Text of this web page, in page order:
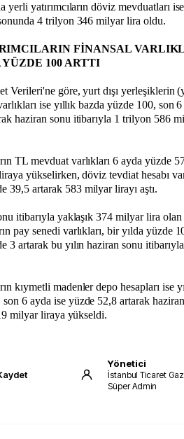
yerli yatırımcıların döviz mevduatları
4 trilyon 346 milyar lira oldu.
FİNANSAL
100 ARTTI
Verileri'ne göre, yurt dışı yerleşiklerin
ise yıllık bazda yüzde 100, son
haziran sonu itibarıyla 1 trilyon 586
TL mevduat varlıkları 6 ayda yüzde
yükselirken, döviz tevdiat hesabı
39,5 artarak 583 milyar lirayı aştı.
itibarıyla yaklaşık 374 milyar lira olan
pay senedi varlıkları, bir yılda yüzde
3 artarak bu yılın haziran sonu
kıymetli madenler depo hesapları ise
6 ayda ise yüzde 52,8 artarak
milyar liraya yükseldi.
Yönetici
İstanbul Ticaret
Süper Admin